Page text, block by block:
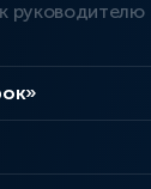
руководителю